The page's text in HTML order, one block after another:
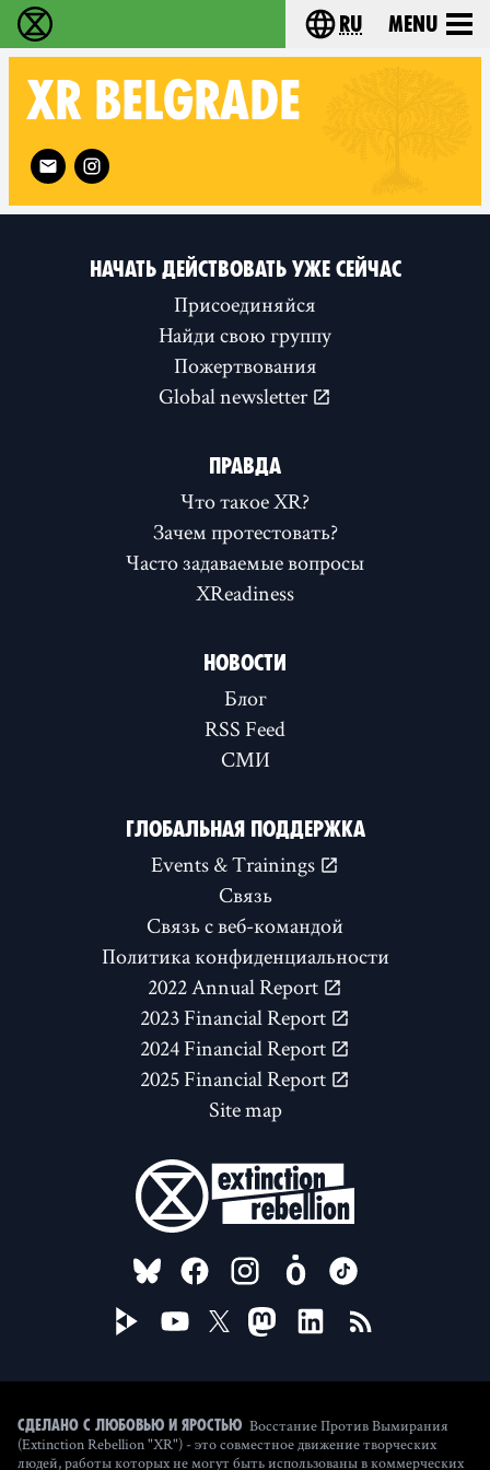
Extinction Rebellion - Home Choose your
ru Menu
XR BELGRADE
Follow XR Belgrade on
НАЧАТЬ ДЕЙСТВОВАТЬ УЖЕ СЕЙЧАС
Присоединяйся
Найди свою группу
Пожертвования
Global newsletter
ПРАВДА
Что такое XR?
Зачем протестовать?
Часто задаваемые вопросы
XReadiness
НОВОСТИ
Блог
RSS Feed
СМИ
ГЛОБАЛЬНАЯ ПОДДЕРЖКА
Events & Trainings
Связь
Связь с веб-командой
Политика конфиденциальности
2022 Annual Report
2023 Financial Report
2024 Financial Report
2025 Financial Report
Site map
FOLLOW US ON
Сделано с любовью и яростью Восстание Против Вымирания
(Extinction Rebellion "XR") - это совместное движение творческих
людей, работы которых не могут быть использованы в коммерческих